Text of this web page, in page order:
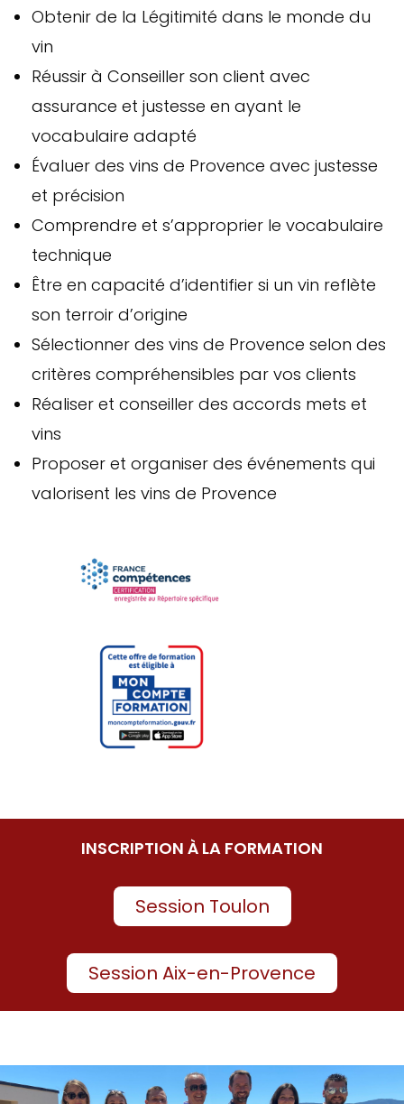
Obtenir de la Légitimité dans le monde du
vin
Réussir à Conseiller son client avec
assurance et justesse en ayant le
vocabulaire adapté
Évaluer des vins de Provence avec justesse
et précision
Comprendre et s’approprier le vocabulaire
technique
Être en capacité d’identifier si un vin reflète
son terroir d’origine
Sélectionner des vins de Provence selon des
critères compréhensibles par vos clients
Réaliser et conseiller des accords mets et
vins
Proposer et organiser des événements qui
valorisent les vins de Provence
INSCRIPTION À LA FORMATION
Session Toulon
Session Aix-en-Provence